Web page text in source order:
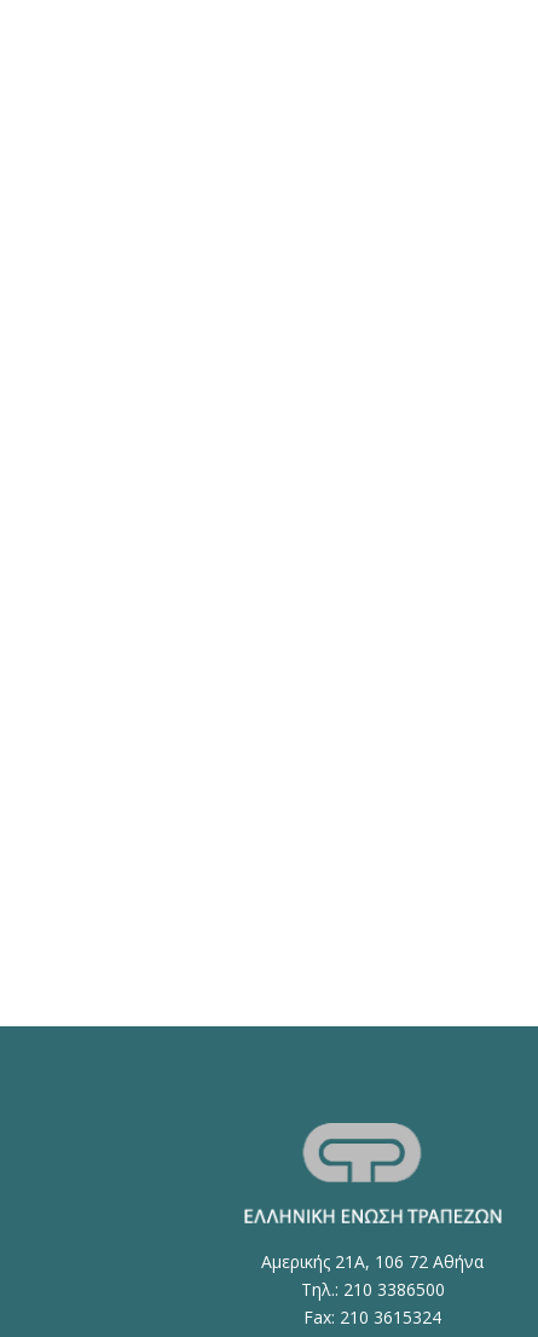
Αμερικής 21Α, 106 72 Αθήνα
Τηλ.: 210 3386500
Fax: 210 3615324